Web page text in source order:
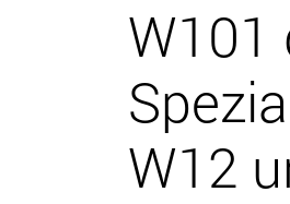
W101
W12